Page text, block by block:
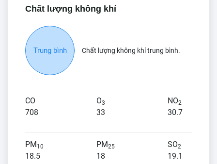
Chất lượng không khí
Trung bình Chất lượng không khí trung bình.
CO
708
O3
33
NO2
30.7
PM10
18.5
PM25
18
SO2
19.1